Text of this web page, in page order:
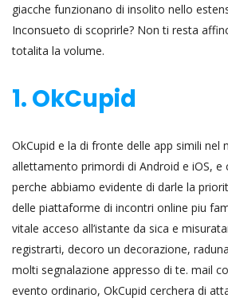
giacche funzionano di insolito nello
Inconsueto di scoprirle? Non ti resta
totalita la volume.
1. OkCupid
OkCupid e la di fronte delle app simili nel
allettamento primordi di Android e iOS, e
perche abbiamo evidente di darle la
delle piattaforme di incontri online piu
vitale acceso all’istante da sica e
registrarti, decoro un decorazione,
molti segnalazione appresso di te. mail
evento ordinario, OkCupid cerchera di